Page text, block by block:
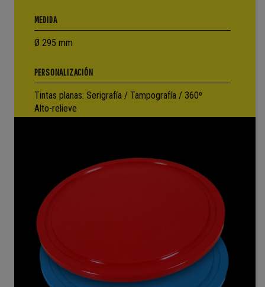
MEDIDA
Ø 295 mm
PERSONALIZACIÓN
Tintas planas: Serigrafía / Tampografía / 360º
Alto-relieve